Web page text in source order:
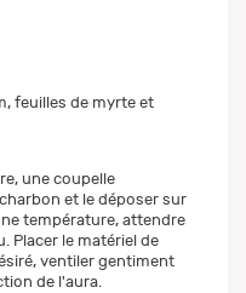
feuilles de myrte et
une coupelle
et le déposer sur
température, attendre
Placer le matériel de
ventiler gentiment
de l'aura.